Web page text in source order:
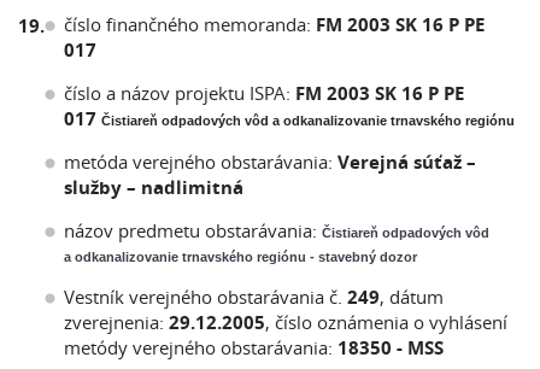
19. číslo finančného memoranda: FM 2003 SK 16 P PE
017
číslo a názov projektu ISPA: FM 2003 SK 16 P PE
017 Čistiareň odpadových vôd a odkanalizovanie trnavského regiónu
metóda verejného obstarávania: Verejná súťaž –
služby – nadlimitná
názov predmetu obstarávania: Čistiareň odpadových vôd
a odkanalizovanie trnavského regiónu - stavebný dozor
Vestník verejného obstarávania č. 249, dátum
zverejnenia: 29.12.2005, číslo oznámenia o vyhlásení
metódy verejného obstarávania: 18350 - MSS